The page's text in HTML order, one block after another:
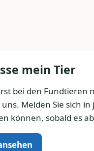
mein Tier
bei den Fundtieren
Melden Sie sich
können, sobald es